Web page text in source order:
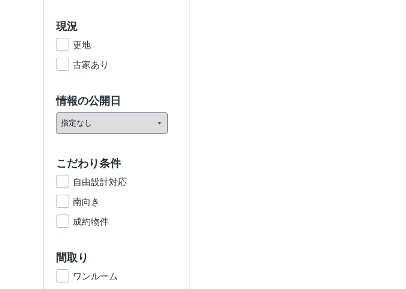
現況
更地
古家あり
情報の公開日
こだわり条件
自由設計対応
南向き
成約物件
間取り
ワンルーム